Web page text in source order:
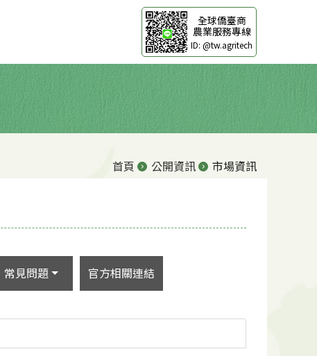
全球僑臺商
農業服務專線
ID: @tw.agritech
首頁 公開資訊 市場資訊
常見問題 官方相關連結